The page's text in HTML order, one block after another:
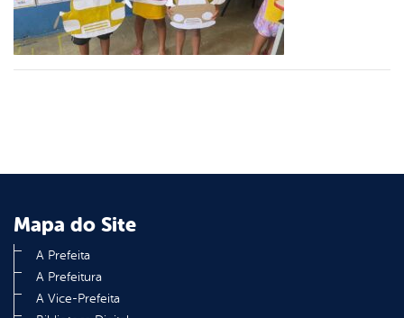
Mapa do Site
A Prefeita
A Prefeitura
A Vice-Prefeita